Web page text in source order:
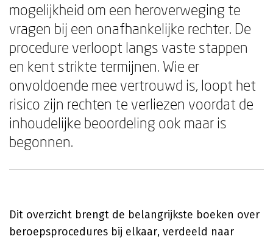
mogelijkheid om een heroverweging te
vragen bij een onafhankelijke rechter. De
procedure verloopt langs vaste stappen
en kent strikte termijnen. Wie er
onvoldoende mee vertrouwd is, loopt het
risico zijn rechten te verliezen voordat de
inhoudelijke beoordeling ook maar is
begonnen.
Dit overzicht brengt de belangrijkste boeken over
beroepsprocedures bij elkaar, verdeeld naar